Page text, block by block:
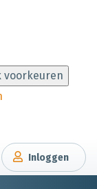
voorkeuren
Inloggen